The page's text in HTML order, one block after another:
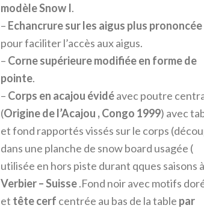
modèle Snow I.
– Echancrure sur les aigus plus prononcée
pour faciliter l’accès aux aigus.
– Corne supérieure modifiée en forme de
pointe.
– Corps en acajou évidéavec poutre
(Origine de l’Acajou , Congo 1999) avec
et fond rapportés vissés sur le corps
dans une planche de snow board usagée (
utilisée en hors piste durant qques saisons à
Verbier – Suisse.Fond noir avec motifs
et tête cerf centrée au bas de la table par